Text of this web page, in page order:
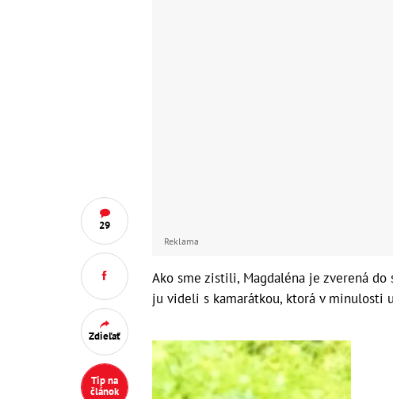
29
Zdieľať
Tip na
článok
Reklama
Ako sme zistili, Magdaléna je zverená
ju videli s kamarátkou, ktorá v minulosti